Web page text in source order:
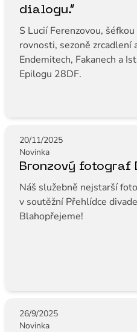
dialogu.“
S Lucií Ferenzovou,
rovnosti, sezoně zrcadlení
Endemitech, Fakanech a
Epilogu 28DF.
20/11/2025
Novinka
Bronzový fotograf
Náš služebně nejstarší
v soutěžní Přehlídce
Blahopřejeme!
26/9/2025
Novinka